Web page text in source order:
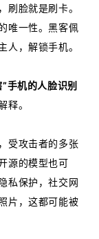
刷脸就是刷卡。
唯一性。黑客佩
人，解锁手机。
手机的人脸识别
释。
受攻击者的多张
源的模型也可
私保护，社交网
片，这都可能被